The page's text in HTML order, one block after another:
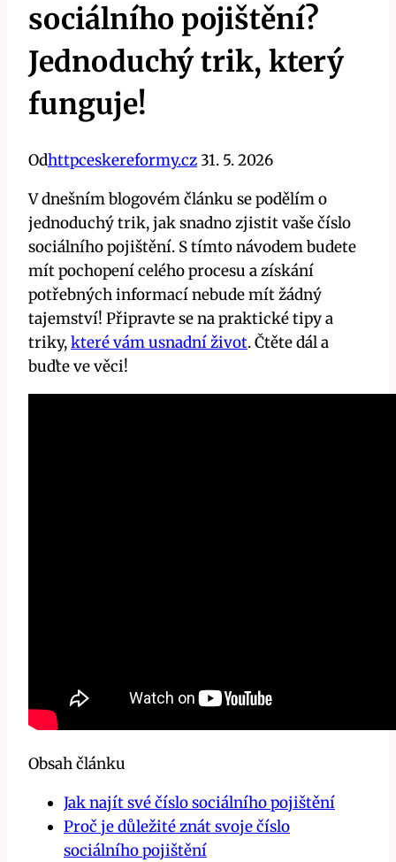
sociálního pojištění?
Jednoduchý trik, který
funguje!
Odhttpceskereformy.cz31. 5. 2026
V dnešním blogovém článku se podělím o
jednoduchý trik, jak snadno zjistit vaše číslo
sociálního pojištění. S tímto návodem budete
mít pochopení celého procesu a získání
potřebných informací nebude mít žádný
tajemství! Připravte se na praktické tipy a
triky,které vám usnadní život. Čtěte dál a
buďte ve věci!
Obsah článku
Jak najít své číslo sociálního pojištění
Proč je důležité znát svoje číslo
sociálního pojištění